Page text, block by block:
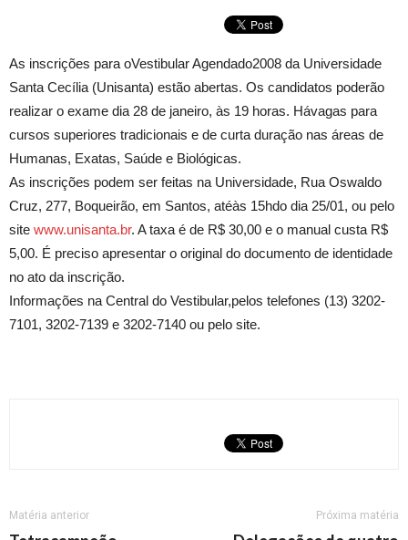
As inscrições para oVestibular Agendado2008 da Universidade
Santa Cecília (Unisanta) estão abertas. Os candidatos poderão
realizar o exame dia 28 de janeiro, às 19 horas. Hávagas para
cursos superiores tradicionais e de curta duração nas áreas de
Humanas, Exatas, Saúde e Biológicas.
As inscrições podem ser feitas na Universidade, Rua Oswaldo
Cruz, 277, Boqueirão, em Santos, atéàs 15hdo dia 25/01, ou pelo
site www.unisanta.br. A taxa é de R$ 30,00 e o manual custa R$
5,00. É preciso apresentar o original do documento de identidade
no ato da inscrição.
Informações na Central do Vestibular,pelos telefones (13) 3202-
7101, 3202-7139 e 3202-7140 ou pelo site.
Matéria anterior Próxima matéria